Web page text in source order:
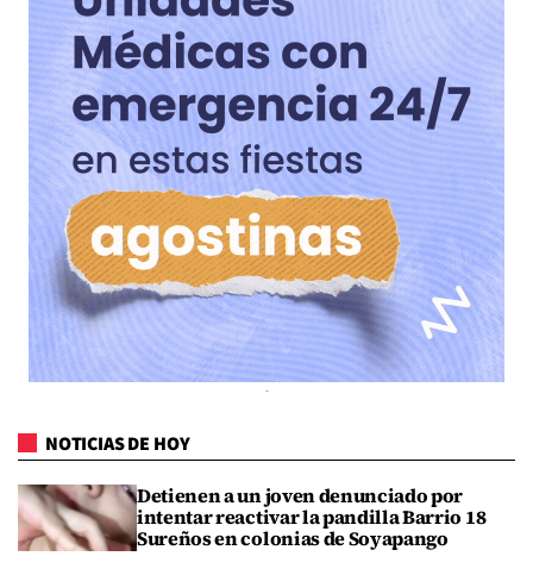
NOTICIAS DE HOY
Detienen a un joven denunciado por
intentar reactivar la pandilla Barrio 18
Sureños en colonias de Soyapango